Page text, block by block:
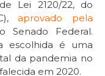
Lei 2120/22, do
aprovado pela
Senado Federal.
escolhida é uma
da pandemia no
em 2020.